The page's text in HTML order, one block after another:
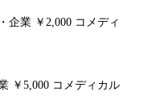
業 ￥2,000 コメディ
5,000 コメディカル